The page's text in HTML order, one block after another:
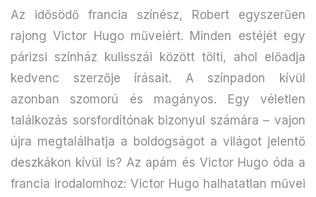
Az idősödő francia színész, Robert egyszerűen
rajong Victor Hugo műveiért. Minden estéjét egy
párizsi színház kulisszái között tölti, ahol előadja
kedvenc szerzője írásait. A színpadon kívül
azonban szomorú és magányos. Egy véletlen
találkozás sorsfordítónak bizonyul számára – vajon
újra megtalálhatja a boldogságot a világot jelentő
deszkákon kívül is? Az apám és Victor Hugo óda a
francia irodalomhoz: Victor Hugo halhatatlan művei